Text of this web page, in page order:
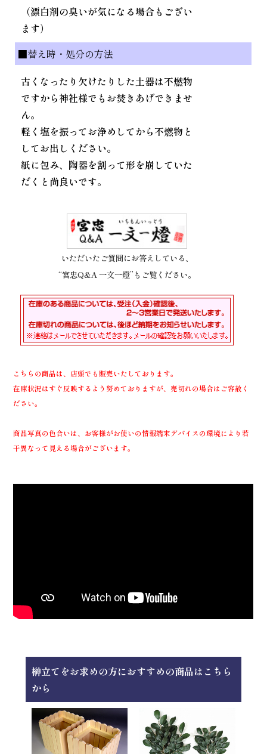
（漂白剤の臭いが気になる場合もござい
ます）
■替え時・処分の方法
古くなったり欠けたりした土器は不燃物
ですから神社様でもお焚きあげできませ
ん。
軽く塩を振ってお浄めしてから不燃物と
してお出しください。
紙に包み、陶器を割って形を崩していた
だくと尚良いです。
いただいたご質問にお答えしている、
“宮忠Q&A 一文一燈”もご覧ください。
こちらの商品は、店頭でも販売いたしております。
在庫状況はすぐ反映するよう努めておりますが、売切れの場合はご容赦く
ださい。
商品写真の色合いは、お客様がお使いの情報端末デバイスの環境により若
干異なって見える場合がございます。
榊立てをお求めの方におすすめの商品はこちら
から